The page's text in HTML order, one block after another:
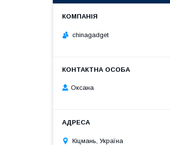
chinagadget
Оксана
Кіцмань, Україна